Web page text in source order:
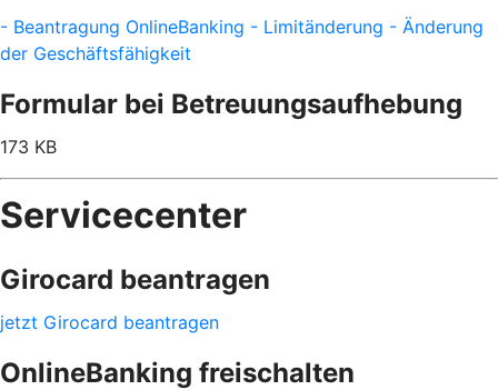
- Beantragung OnlineBanking - Limitänderung - Änderung
der Geschäftsfähigkeit
Formular bei Betreuungsaufhebung
173 KB
Servicecenter
Girocard beantragen
jetzt Girocard beantragen
OnlineBanking freischalten